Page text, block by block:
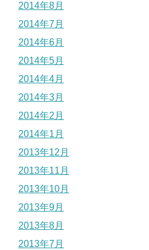
2014年8月
2014年7月
2014年6月
2014年5月
2014年4月
2014年3月
2014年2月
2014年1月
2013年12月
2013年11月
2013年10月
2013年9月
2013年8月
2013年7月